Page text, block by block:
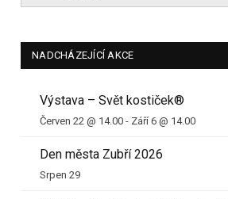
NADCHÁZEJÍCÍ AKCE
Výstava – Svět kostiček®
Červen 22 @ 14.00 - Září 6 @ 14.00
Den města Zubří 2026
Srpen 29